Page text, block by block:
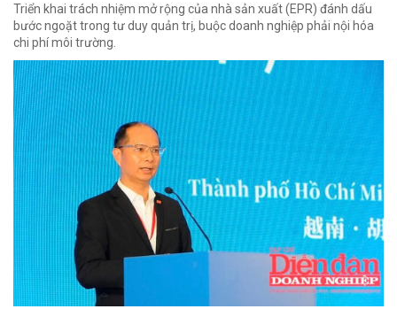
Triển khai trách nhiệm mở rộng của nhà sản xuất (EPR) đánh dấu
bước ngoặt trong tư duy quản trị, buộc doanh nghiệp phải nội hóa
chi phí môi trường.